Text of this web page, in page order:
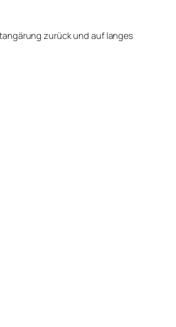
zurück und auf langes